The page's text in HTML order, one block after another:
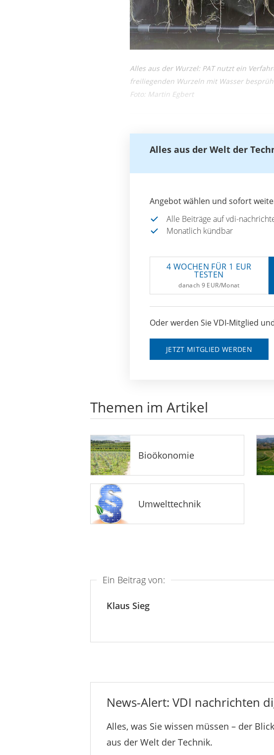
Alles aus der Wurzel: PAT nutzt ein
freiliegenden Wurzeln mit Wasser
Foto: Martin Egbert
Alles aus der Welt der
Angebot wählen und sofort
Alle Beiträge auf vdi-
Monatlich kündbar
4 WOCHEN FÜR 1 EUR
TESTEN
danach 9 EUR/Monat
Oder werden Sie VDI-Mitglied
JETZT MITGLIED WERDEN
Themen im Artikel
Bioökonomie
Umwelttechnik
Ein Beitrag von:
Klaus Sieg
News-Alert: VDI nachrichten
Alles, was Sie wissen müssen – der
aus der Welt der Technik.